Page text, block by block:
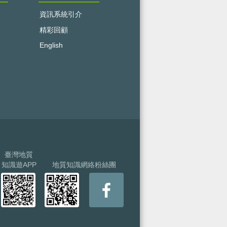
資訊系統引介
精彩回顧
English
臺灣地質
知識遊APP
地質知識網絡粉絲團